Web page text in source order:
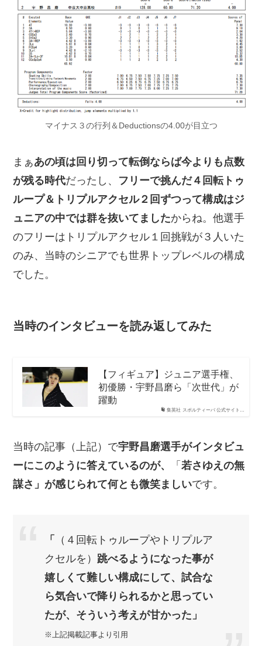
マイナス３の行列＆Deductionsの4.00が目立つ
まぁあの頃は回り切って転倒ならば今よりも点数
が残る時代だったし、 フリーで挑んだ４回転トゥ
ループ＆トリプルアクセル２回ずつって構成はジ
ュニアの中では群を抜いてましたからね。他選手
のフリーはトリプルアクセル１回挑戦が３人いた
のみ、当時のシニアでも世界トップレベルの構成
でした。
当時のインタビューを読み返してみた
集英社 スポルティーバ 公式サイト…
【フィギュア】ジュニア選手権、
初優勝・宇野昌磨ら「次世代」が
躍動
当時の記事（上記）で宇野昌磨選手がインタビュ
ーにこのように答えているのが、
「若さゆえの無
謀さ」が感じられて何とも微笑ましいです。
「
（４回転トゥループやトリプルア
クセルを） 跳べるようになった事が
嬉しくて難しい構成にして、試合な
ら気合いで降りられるかと思ってい
たが、そういう考えが甘かった」
※上記掲載記事より引用